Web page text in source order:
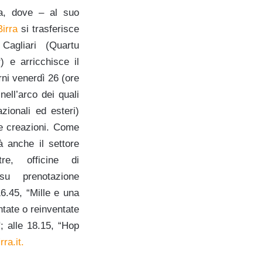
dove – al suo
si trasferisce
(Quartu
e arricchisce il
venerdì 26 (ore
dei quali
ed esteri)
creazioni. Come
anche il settore
officine di
prenotazione
“Mille e una
o reinventate
alle 18.15, “Hop